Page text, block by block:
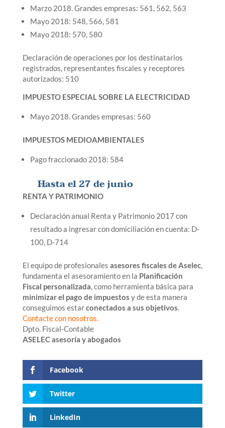
Marzo 2018. Grandes empresas: 561, 562, 563
Mayo 2018: 548, 566, 581
Mayo 2018: 570, 580
Declaración de operaciones por los destinatarios
registrados, representantes fiscales y receptores
autorizados: 510
IMPUESTO ESPECIAL SOBRE LA ELECTRICIDAD
Mayo 2018. Grandes empresas: 560
IMPUESTOS MEDIOAMBIENTALES
Pago fraccionado 2018: 584
Hasta el 27 de junio
RENTA Y PATRIMONIO
Declaración anual Renta y Patrimonio 2017 con
resultado a ingresar con domiciliación en cuenta: D-
100, D-714
El equipo de profesionales asesores fiscales de Aselec,
fundamenta el asesoramiento en la Planificación
Fiscal personalizada, como herramienta básica para
minimizar el pago de impuestos y de esta manera
conseguimos estarconectados a sus objetivos.
Contacte con nosotros.
Dpto. Fiscal-Contable
ASELEC asesoría y abogados
Facebook
Twitter
LinkedIn